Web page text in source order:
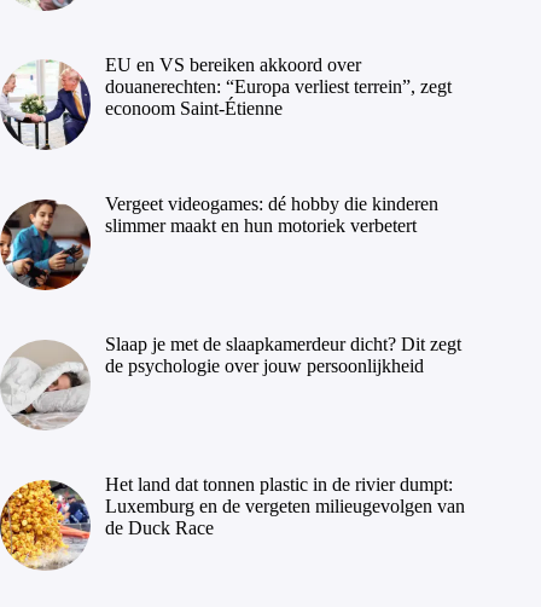
EU en VS bereiken akkoord over
douanerechten: “Europa verliest terrein”, zegt
econoom Saint-Étienne
Vergeet videogames: dé hobby die kinderen
slimmer maakt en hun motoriek verbetert
Slaap je met de slaapkamerdeur dicht? Dit zegt
de psychologie over jouw persoonlijkheid
Het land dat tonnen plastic in de rivier dumpt:
Luxemburg en de vergeten milieugevolgen van
de Duck Race